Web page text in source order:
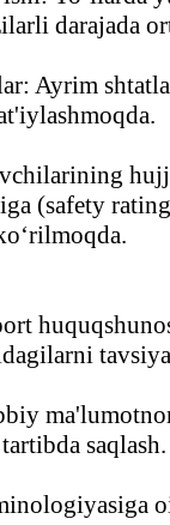
darajada
Ayrim
(safety
saqlash.